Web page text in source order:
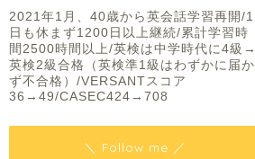
2021年1月、40歳から英会話学習再開/1
日も休まず1200日以上継続/累計学習時
間2500時間以上/英検は中学時代に4級→
英検2級合格（英検準1級はわずかに届か
ず不合格）/VERSANTスコア
36→49/CASEC424→708
＼ Follow me ／